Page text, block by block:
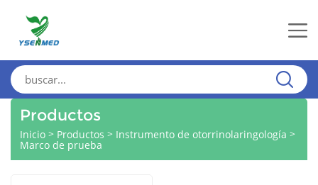
Productos
Inicio > Productos > Instrumento de otorrinolaringología >
Marco de prueba